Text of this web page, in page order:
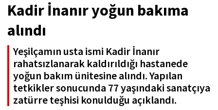
Kadir İnanır yoğun bakıma
alındı
Yeşilçamın usta ismi Kadir İnanır
rahatsızlanarak kaldırıldığı hastanede
yoğun bakım ünitesine alındı. Yapılan
tetkikler sonucunda 77 yaşındaki sanatçıya
zatürre teşhisi konulduğu açıklandı.